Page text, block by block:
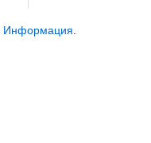
Информация